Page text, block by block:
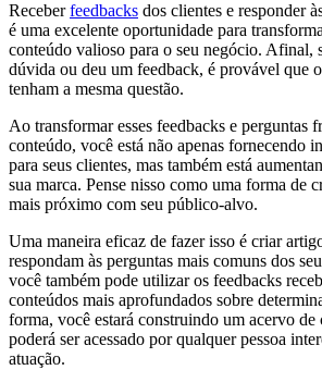
Receberfeedbacks dos clientes e responder
é uma excelente oportunidade para
conteúdo valioso para o seu negócio. Afinal,
dúvida ou deu um feedback, é provável que
tenham a mesma questão.
Ao transformar esses feedbacks e perguntas
conteúdo, você está não apenas fornecendo
para seus clientes, mas também está
sua marca. Pense nisso como uma forma de
mais próximo com seu público-alvo.
Uma maneira eficaz de fazer isso é criar
respondam às perguntas mais comuns dos
você também pode utilizar os feedbacks
conteúdos mais aprofundados sobre
forma, você estará construindo um acervo de
poderá ser acessado por qualquer pessoa
atuação.